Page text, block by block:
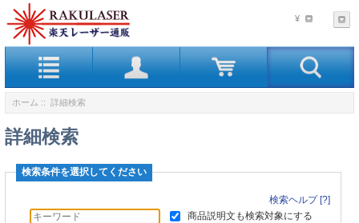
¥
ホーム :: 詳細検索
詳細検索
検索条件を選択してください
検索ヘルプ [?]
商品説明文も検索対象にする